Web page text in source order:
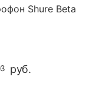
Shure Beta
руб.